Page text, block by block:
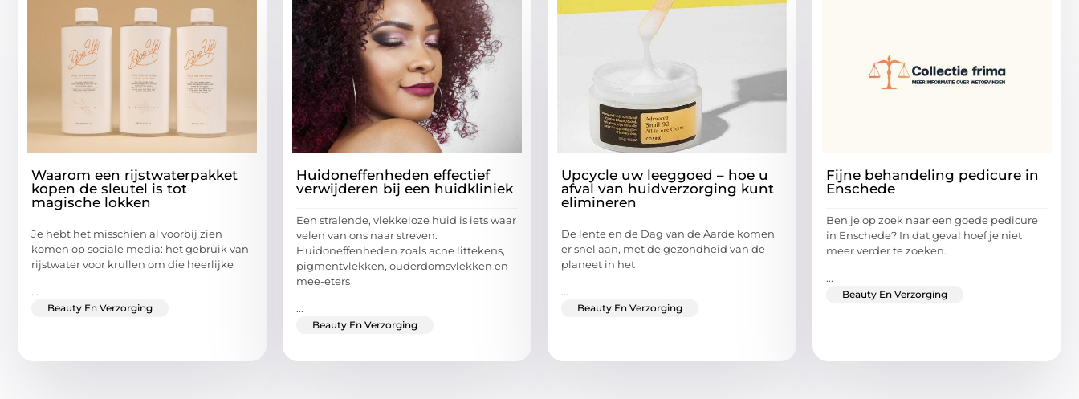
Waarom een rijstwaterpakket
kopen de sleutel is tot
magische lokken
Je hebt het misschien al voorbij zien
komen op sociale media: het gebruik van
rijstwater voor krullen om die heerlijke
...
Beauty En Verzorging
Huidoneffenheden effectief
verwijderen bij een huidkliniek
Een stralende, vlekkeloze huid is iets waar
velen van ons naar streven.
Huidoneffenheden zoals acne littekens,
pigmentvlekken, ouderdomsvlekken en
mee-eters
...
Beauty En Verzorging
Upcycle uw leeggoed – hoe u
afval van huidverzorging kunt
elimineren
De lente en de Dag van de Aarde komen
er snel aan, met de gezondheid van de
planeet in het
...
Beauty En Verzorging
Fijne behandeling pedicure in
Enschede
Ben je op zoek naar een goede pedicure
in Enschede? In dat geval hoef je niet
meer verder te zoeken.
...
Beauty En Verzorging